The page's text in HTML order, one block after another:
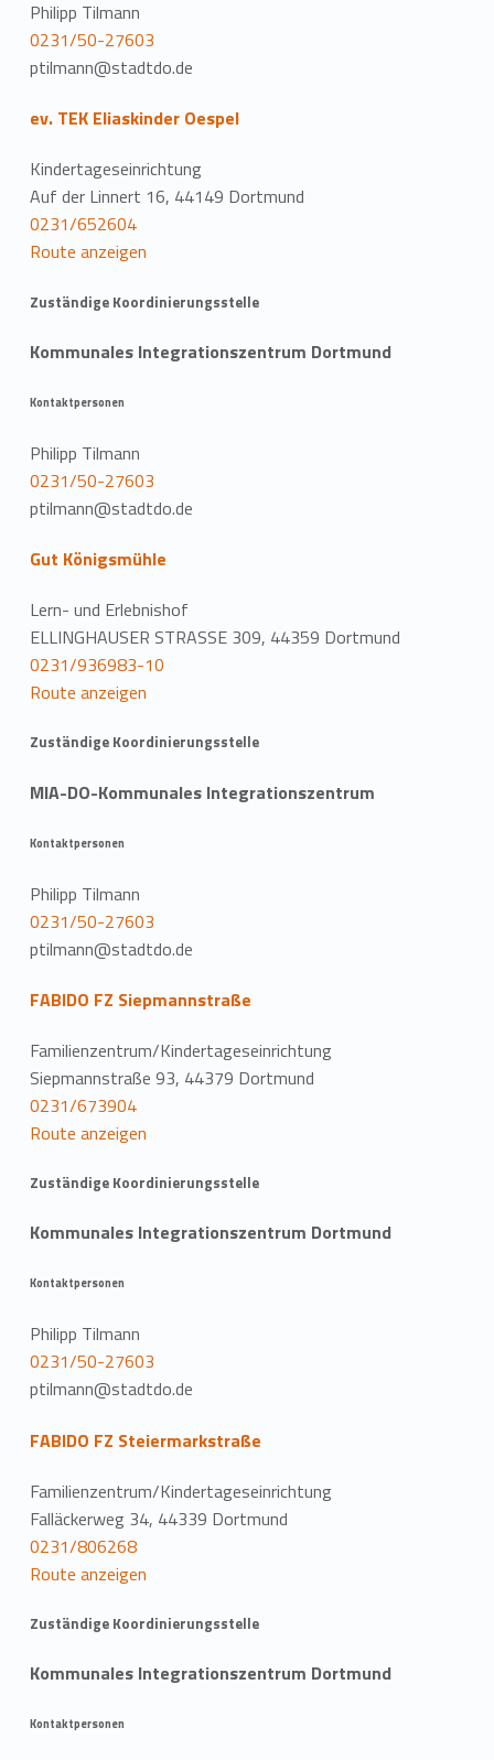
Philipp Tilmann
0231/50-27603
ptilmann@stadtdo.de
ev. TEK Eliaskinder Oespel
Kindertageseinrichtung
Auf der Linnert 16, 44149 Dortmund
0231/652604
Route anzeigen
Zuständige Koordinierungsstelle
Kommunales Integrationszentrum Dortmund
Kontaktpersonen
Philipp Tilmann
0231/50-27603
ptilmann@stadtdo.de
Gut Königsmühle
Lern- und Erlebnishof
ELLINGHAUSER STRASSE 309, 44359 Dortmund
0231/936983-10
Route anzeigen
Zuständige Koordinierungsstelle
MIA-DO-Kommunales Integrationszentrum
Kontaktpersonen
Philipp Tilmann
0231/50-27603
ptilmann@stadtdo.de
FABIDO FZ Siepmannstraße
Familienzentrum/Kindertageseinrichtung
Siepmannstraße 93, 44379 Dortmund
0231/673904
Route anzeigen
Zuständige Koordinierungsstelle
Kommunales Integrationszentrum Dortmund
Kontaktpersonen
Philipp Tilmann
0231/50-27603
ptilmann@stadtdo.de
FABIDO FZ Steiermarkstraße
Familienzentrum/Kindertageseinrichtung
Falläckerweg 34, 44339 Dortmund
0231/806268
Route anzeigen
Zuständige Koordinierungsstelle
Kommunales Integrationszentrum Dortmund
Kontaktpersonen